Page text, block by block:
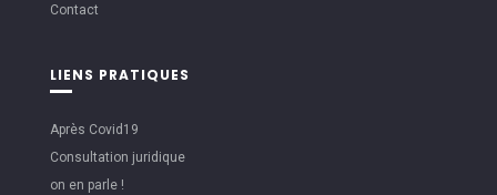
Contact
LIENS PRATIQUES
Après Covid19
Consultation juridique
on en parle !